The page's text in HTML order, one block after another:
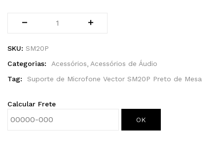
SKU: SM20P
Categorias:
Acessórios Acessórios de Áudio
Tag:
Suporte de Microfone Vector SM20P Preto de Mesa
Calcular Frete
OK